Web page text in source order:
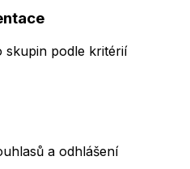
skupin podle kritérií
a odhlášení